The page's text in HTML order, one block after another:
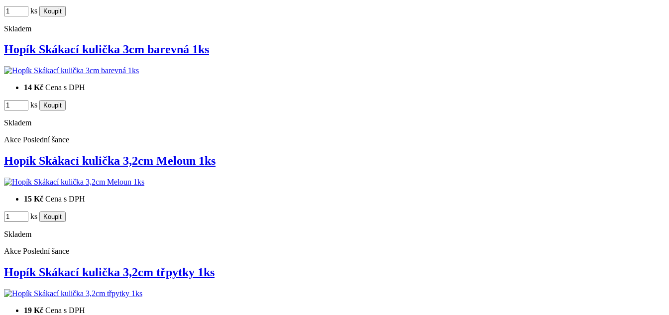
ks
Skladem
Hopík Skákací kulička 3cm barevná 1ks
14 Kč Cena s DPH
ks
Skladem
Akce Poslední šance
Hopík Skákací kulička 3,2cm Meloun 1ks
15 Kč Cena s DPH
ks
Skladem
Akce Poslední šance
Hopík Skákací kulička 3,2cm třpytky 1ks
19 Kč Cena s DPH